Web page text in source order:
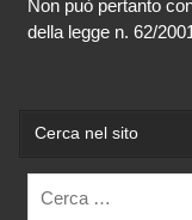
Non può pertanto
della legge n. 62/
Cerca nel sito